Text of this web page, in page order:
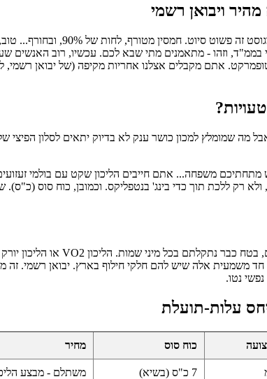
ויבואן רשמי
תשמעו, בואו נדבר
וזהו - מתאמנים מתי שבא לכם. עכשיו, רוב האנשים
מה שמומלץ למכון כושר ענק לא בדיוק יתאים לסלון
שני - השכנים. אם אתם גרים בקומה 3 ויש מתחתיכם משפחה... אתם חייבים
משמעית אלה שיש להם חלקי חילוף בארץ. יבואן רשמי.
נטו.
כוח סוס מחיר
7 כ"ס (בשיא) משתלם - מבצע